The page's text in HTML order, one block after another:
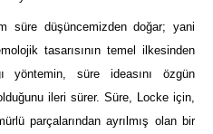
süre düşüncemizden doğar; yani
tasarısının temel ilkesinden
yöntemin, süre ideasını özgün
ileri sürer. Süre, Locke için,
parçalarından ayrılmış olan bir